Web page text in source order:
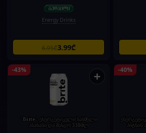
Energy Drinks
6.95₾3.99₾
-43% +
"Brite"-ენერგეტიკული სასმელი
ანანასი და მანგო 330მლ
-40%